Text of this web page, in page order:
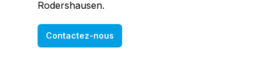
Rodershausen.
Contactez-nous